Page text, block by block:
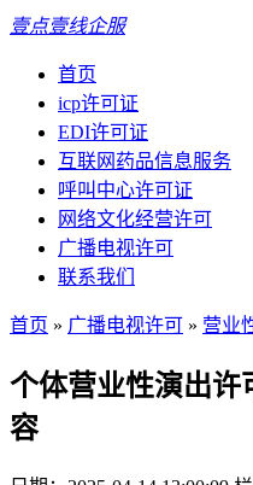
壹点壹线企服
首页
icp许可证
EDI许可证
互联网药品信息服务
呼叫中心许可证
网络文化经营许可
广播电视许可
联系我们
首页 » 广播电视许可 » 营业
个体营业性演出许
容